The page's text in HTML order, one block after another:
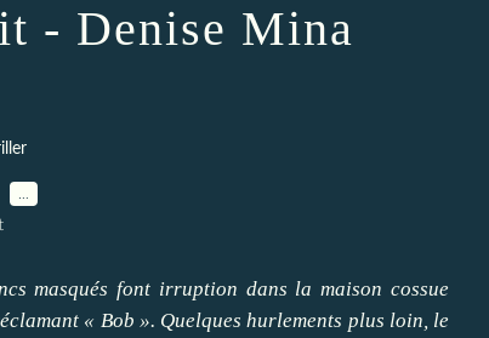
- Denise Mina
masqués font irruption dans la maison cossue
« Bob ». Quelques hurlements plus loin, le